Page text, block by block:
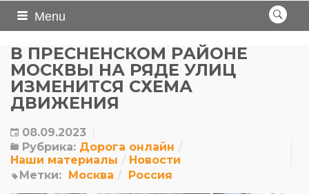
Menu
В ПРЕСНЕНСКОМ РАЙОНЕ
МОСКВЫ НА РЯДЕ УЛИЦ
ИЗМЕНИТСЯ СХЕМА
ДВИЖЕНИЯ
08.09.2023
Рубрика: Дорога онлайн
Наши материалы
Новости
Метки: Москва Россия